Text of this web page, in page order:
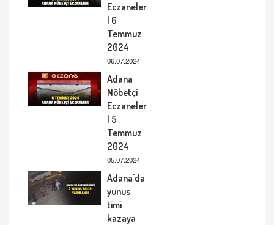
Eczaneler
| 6
Temmuz
2024
06.07.2024
Adana
Nöbetçi
Eczaneler
| 5
Temmuz
2024
05.07.2024
Adana'da
yunus
timi
kazaya